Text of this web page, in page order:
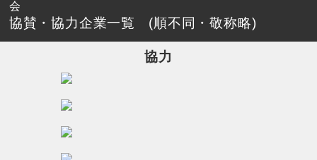
会
協賛・協力企業一覧 (順不同・敬称略)
協力